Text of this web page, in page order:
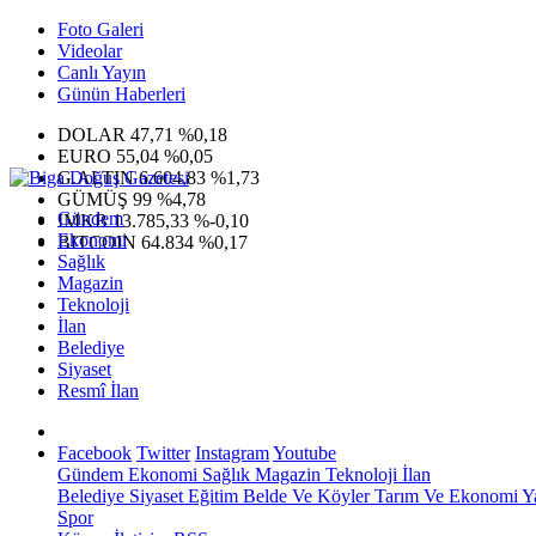
Foto Galeri
Videolar
Canlı Yayın
Günün Haberleri
DOLAR 47,71 %0,18
EURO 55,04 %0,05
G.ALTIN6.604,83 %1,73
GÜMÜŞ 99 %4,78
IMKB13.785,33 %-0,10
BITCOIN 64.834 %0,17
Gündem
Ekonomi
Sağlık
Magazin
Teknoloji
İlan
Belediye
Siyaset
Resmî İlan
Facebook Twitter InstagramYoutube
Gündem Ekonomi Sağlık Magazin Teknoloji İlan
Belediye Siyaset Eğitim Belde Ve KöylerTarım Ve Ekonomi
Spor